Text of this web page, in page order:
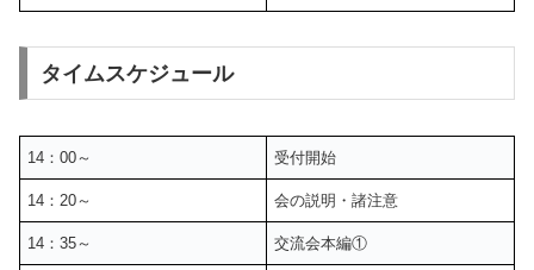
タイムスケジュール
14：00～ 受付開始
14：20～ 会の説明・諸注意
14：35～ 交流会本編①